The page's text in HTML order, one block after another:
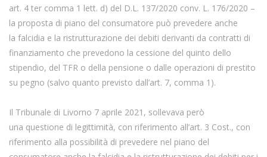
art. 4 ter comma 1 lett. d) del D.L. 137/2020 conv. L. 176/2020 –
la proposta di piano del consumatore può prevedere anche
la falcidia e la ristrutturazione dei debiti derivanti da contratti di
finanziamento che prevedono la cessione del quinto dello
stipendio, del TFR o della pensione o dalle operazioni di prestito
su pegno (salvo quanto previsto dall’art. 7, comma 1).
Il Tribunale di Livorno 7 aprile 2021, sollevava però
una questione di legittimità, con riferimento all’art. 3 Cost., con
riferimento alla possibilità di prevedere nel piano del